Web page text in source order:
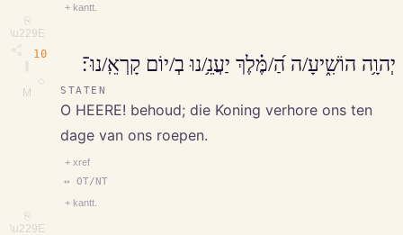
⎘
\u229E
M
+ kantt.
10
⎘
\u229E
יְהוָ֥ה הוֹשִׁ֑יעָ/ה הַ֝/מֶּ֗לֶךְ יַעֲנֵ֥/נוּ בְ/יוֹם קָרְאֵֽ/נוּ־׃
STATEN
O HEERE! behoud; die Koning verhore ons ten
dage van ons roepen.
+ xref
↔ OT/NT
+ kantt.